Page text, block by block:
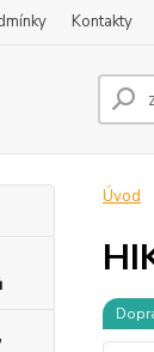
Kontakty
Úvod